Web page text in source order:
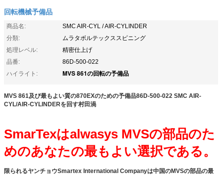
回転機械予備品
商品名:
SMC AIR-CYL / AIR-CYLINDER
分類:
ムラタボルテックススピニング
処理レベル:
精密仕上げ
品番:
86D-500-022
ハイライト:
MVS 861の回転の予備品
MVS 861及び最もよい質の870EXのための予備品86D-500-022 SMC AIR-
CYL/AIR-CYLINDERを回す村田渦
SmarTexはalwasys MVSの部品のた
めのあなたの最もよい選択である。
限られるヤンチョウSmartex International Companyは中国のMVSの部品の最